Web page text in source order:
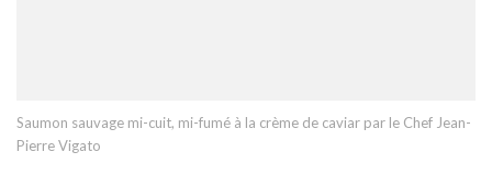
Saumon sauvage mi-cuit, mi-fumé à la crème de caviar par le Chef Jean-
Pierre Vigato